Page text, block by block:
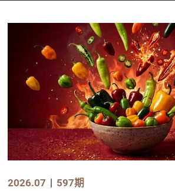
2026.07 597期